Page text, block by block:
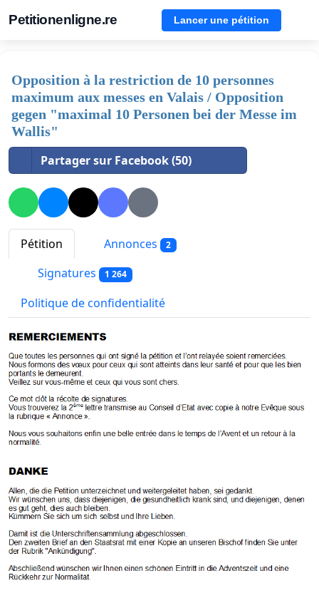
Petitionenligne.re Lancer une pétition
Opposition à la restriction de 10 personnes
maximum aux messes en Valais / Opposition
gegen "maximal 10 Personen bei der Messe im
Wallis"
Partager sur Facebook (50)
Pétition Annonces 2
Signatures 1 264
Politique de confidentialité